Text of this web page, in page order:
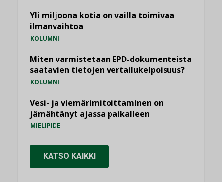
Yli miljoona kotia on vailla toimivaa
ilmanvaihtoa
KOLUMNI
Miten varmistetaan EPD-dokumenteista
saatavien tietojen vertailukelpoisuus?
KOLUMNI
Vesi- ja viemärimitoittaminen on
jämähtänyt ajassa paikalleen
MIELIPIDE
KATSO KAIKKI